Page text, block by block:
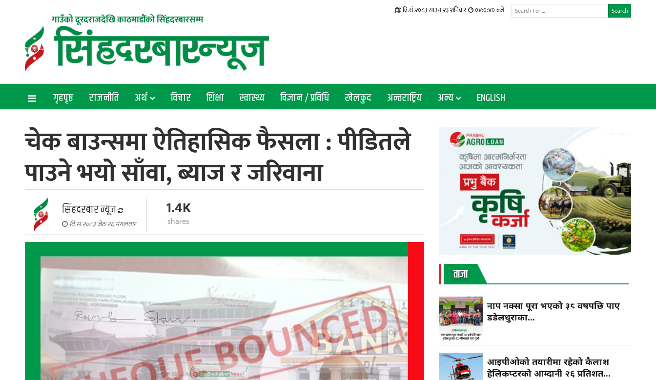
गाउँको दूरदराजदेखि काठमाडौंको सिंहदरबारसम्म
Search
वि.सं.२०८३ साउन २३ शनिवार ०४:०:४२ बजे
गृहपृष्ठ राजनीति अर्थ विचार शिक्षा स्वास्थ्य विज्ञान / प्रविधि खेलकुद अन्तराष्ट्रिय अन्य ENGLISH
चेक बाउन्समा ऐतिहासिक फैसला : पीडितले
पाउने भयो साँवा, ब्याज र जरिवाना
सिंहदरबार न्यूज
वि.सं.२०८३ जेठ २६ मंगलवार
1.4K
shares
ताजा
नाप नक्सा पूरा भएको ३८ वर्षपछि पाए
डडेलधुराका...
आईपीओको तयारीमा रहेको कैलाश
हेलिकप्टरको आम्दानी २६ प्रतिशत...